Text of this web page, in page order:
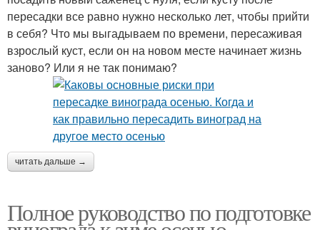
пересадки все равно нужно несколько лет, чтобы прийти
в себя? Что мы выгадываем по времени, пересаживая
взрослый куст, если он на новом месте начинает жизнь
заново? Или я не так понимаю?
читать дальше →
Полное руководство по подготовке